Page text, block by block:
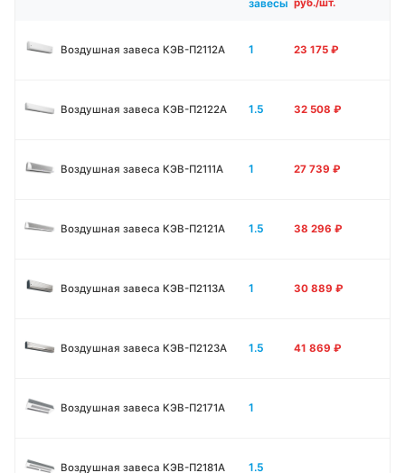
завесы руб./шт.
Воздушная завеса КЭВ-П2112А 1 23 175 ₽
Воздушная завеса КЭВ-П2122А 1.5 32 508 ₽
Воздушная завеса КЭВ-П2111A 1 27 739 ₽
Воздушная завеса КЭВ-П2121A 1.5 38 296 ₽
Воздушная завеса КЭВ-П2113A 1 30 889 ₽
Воздушная завеса КЭВ-П2123A 1.5 41 869 ₽
Воздушная завеса КЭВ-П2171A 1
Воздушная завеса КЭВ-П2181A 1.5